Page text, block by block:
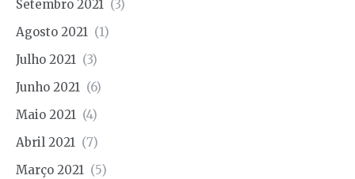
Setembro 2021 (3)
Agosto 2021 (1)
Julho 2021 (3)
Junho 2021 (6)
Maio 2021 (4)
Abril 2021 (7)
Março 2021 (5)